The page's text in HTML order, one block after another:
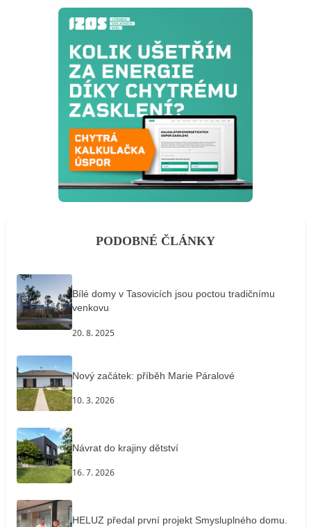
PODOBNÉ ČLÁNKY
Bílé domy v Tasovicích jsou poctou tradičnímu
venkovu
20. 8. 2025
Nový začátek: příběh Marie Páralové
10. 3. 2026
Návrat do krajiny dětství
16. 7. 2026
HELUZ předal první projekt Smysluplného domu.